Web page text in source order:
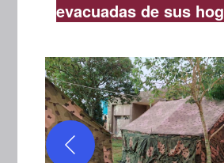
evacuadas de sus